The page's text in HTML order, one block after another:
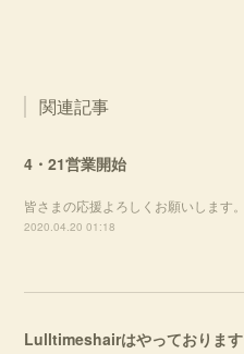
関連記事
4・21営業開始
皆さまの応援よろしくお願いします。
2020.04.20 01:18
Lulltimeshairはやっております